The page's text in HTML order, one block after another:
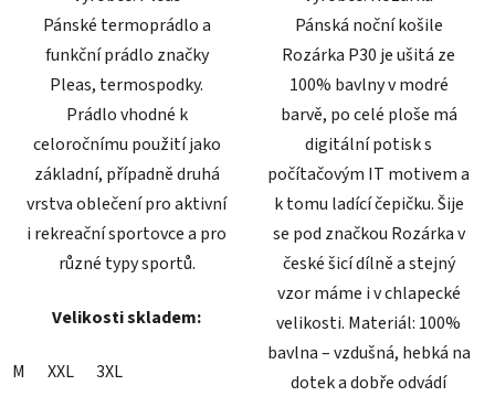
Pánské termoprádlo a
funkční prádlo značky
Pleas, termospodky.
Prádlo vhodné k
celoročnímu použití jako
základní, případně druhá
vrstva oblečení pro aktivní
i rekreační sportovce a pro
různé typy sportů.
Velikosti skladem:
M XXL 3XL
Pánská noční košile
Rozárka P30 je ušitá ze
100% bavlny v modré
barvě, po celé ploše má
digitální potisk s
počítačovým IT motivem a
k tomu ladící čepičku. Šije
se pod značkou Rozárka v
české šicí dílně a stejný
vzor máme i v chlapecké
velikosti. Materiál: 100%
bavlna – vzdušná, hebká na
dotek a dobře odvádí